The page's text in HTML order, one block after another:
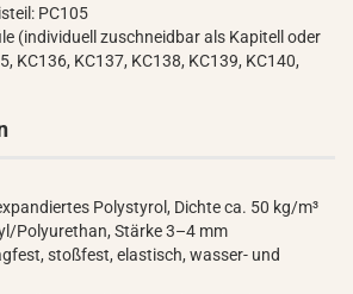
PC105
(individuell zuschneidbar als Kapitell oder
KC136, KC137, KC138, KC139, KC140,
Polystyrol, Dichte ca. 50 kg/m³
Polyurethan, Stärke 3–4 mm
stoßfest, elastisch, wasser- und